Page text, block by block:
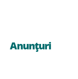
Anunțuri